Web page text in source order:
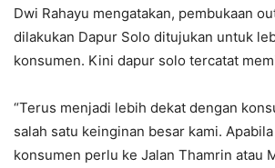
Dwi Rahayu mengatakan, pembukaan
dilakukan Dapur Solo ditujukan untuk
konsumen. Kini dapur solo tercatat
“Terus menjadi lebih dekat dengan
salah satu keinginan besar kami.
konsumen perlu ke Jalan Thamrin atau